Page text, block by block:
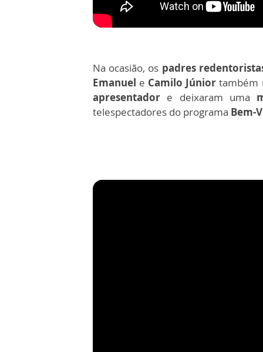
Na ocasião, os padres
Emanuel e Camilo Júnior também
apresentador e deixaram uma
telespectadores do programa Bem-